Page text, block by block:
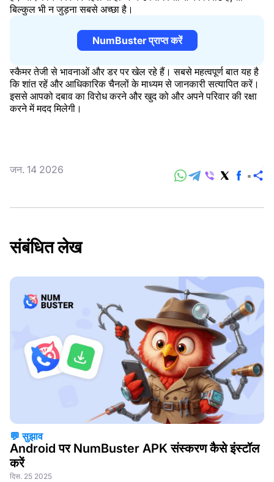
बिल्कुल भी न जुड़ना सबसे अच्छा है।
NumBuster प्राप्त करें
स्कैमर तेजी से भावनाओं और डर पर खेल रहे हैं। सबसे महत्वपूर्ण बात यह है
कि शांत रहें और आधिकारिक चैनलों के माध्यम से जानकारी सत्यापित करें।
इससे आपको दबाव का विरोध करने और खुद को और अपने परिवार की रक्षा
करने में मदद मिलेगी।
जन. 14 2026
संबंधित लेख
💬 सुझाव
Android पर NumBuster APK संस्करण कैसे इंस्टॉल
करें
दिस. 25 2025